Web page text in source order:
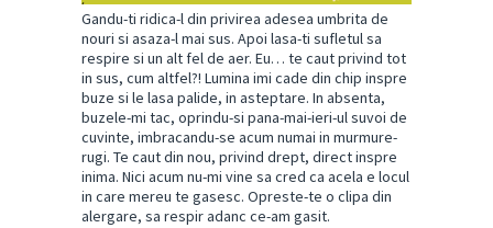
Gandu-ti ridica-l din privirea adesea umbrita de
nouri si asaza-l mai sus. Apoi lasa-ti sufletul sa
respire si un alt fel de aer. Eu… te caut privind tot
in sus, cum altfel?! Lumina imi cade din chip inspre
buze si le lasa palide, in asteptare. In absenta,
buzele-mi tac, oprindu-si pana-mai-ieri-ul suvoi de
cuvinte, imbracandu-se acum numai in murmure-
rugi. Te caut din nou, privind drept, direct inspre
inima. Nici acum nu-mi vine sa cred ca acela e locul
in care mereu te gasesc. Opreste-te o clipa din
alergare, sa respir adanc ce-am gasit.